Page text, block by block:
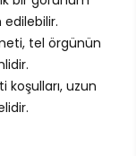
tel örgünün
uzun